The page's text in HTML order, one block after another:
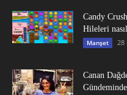
Candy
Hileleri
Manşet 28
Canan
Gündeminde